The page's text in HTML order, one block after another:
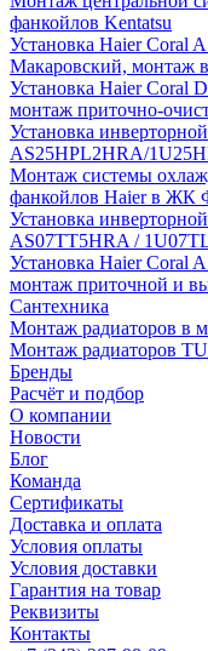
фанкойлов Kentatsu
Установка Haier
Макаровский, монтаж
Установка Haier Coral
монтаж приточно-
Установка
AS25HPL2HRA/
Монтаж системы
фанкойлов Haier в ЖК
Установка
AS07TT5HRA /
Установка Haier Coral
монтаж приточной и
Сантехника
Монтаж радиаторов в
Монтаж радиаторов
Бренды
Расчёт и подбор
О компании
Новости
Блог
Команда
Сертификаты
Доставка и оплата
Условия оплаты
Условия доставки
Гарантия на товар
Реквизиты
Контакты